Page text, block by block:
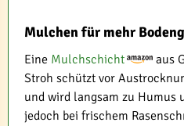
Mulchen für mehr
Eine Mulchschicht
aus
Stroh schützt vor
und wird langsam zu Humus
jedoch bei frischem